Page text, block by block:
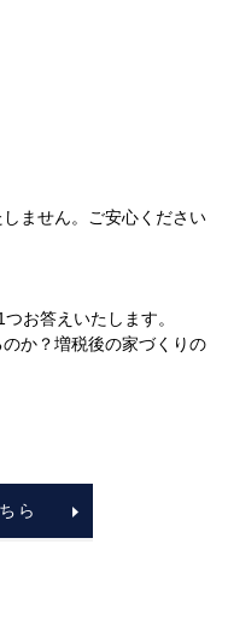
ません。ご安心ください
お答えいたします。
か？増税後の家づくりの
ら